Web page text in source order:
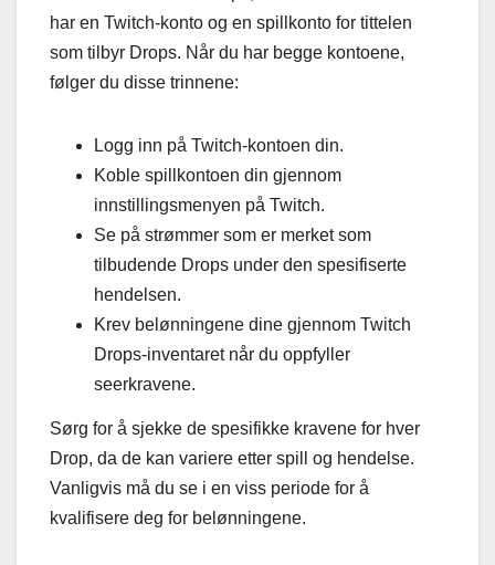
har en Twitch-konto og en spillkonto for tittelen
som tilbyr Drops. Når du har begge kontoene,
følger du disse trinnene:
Logg inn på Twitch-kontoen din.
Koble spillkontoen din gjennom
innstillingsmenyen på Twitch.
Se på strømmer som er merket som
tilbudende Drops under den spesifiserte
hendelsen.
Krev belønningene dine gjennom Twitch
Drops-inventaret når du oppfyller
seerkravene.
Sørg for å sjekke de spesifikke kravene for hver
Drop, da de kan variere etter spill og hendelse.
Vanligvis må du se i en viss periode for å
kvalifisere deg for belønningene.